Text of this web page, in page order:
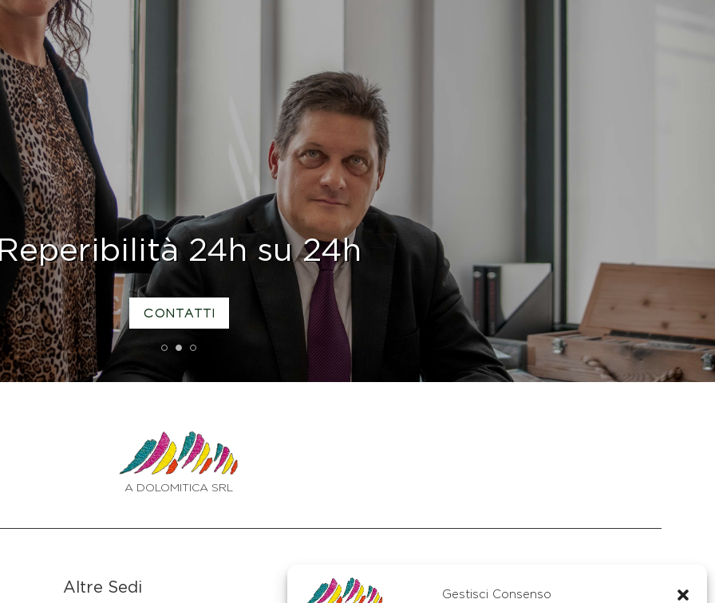
Gestisci Consenso
1 2 3
Reperibilità 24h su 24h
CONTATTI
A DOLOMITICA SRL
Altre Sedi